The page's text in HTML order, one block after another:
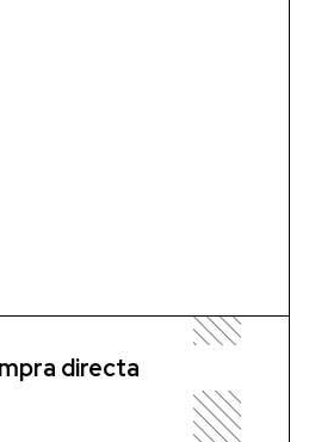
directa